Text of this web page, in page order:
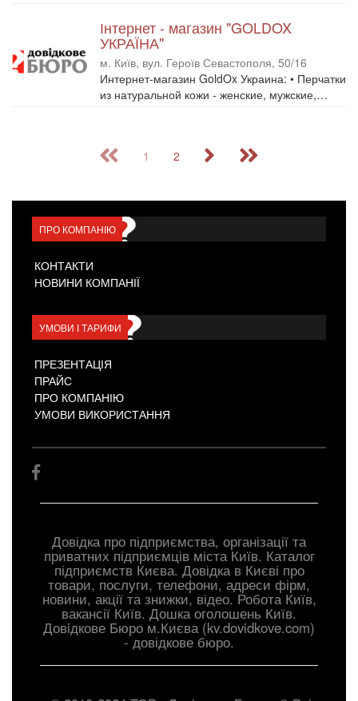
Інтернет - магазин "GOLDOX
УКРАЇНА"
м. Київ, вул. Героїв Севастополя, 50/16
Интернет-магазин GoldOx Украина: • Перчатки
из натуральной кожи - женские, мужские,…
1 2
ПРО КОМПАНІЮ
КОНТАКТИ
НОВИНИ КОМПАНІЇ
УМОВИ І ТАРИФИ
ПРЕЗЕНТАЦІЯ
ПРАЙС
ПРО КОМПАНІЮ
УМОВИ ВИКОРИСТАННЯ
Довідка про підприємства, організації та
приватних підприємців міста Київ. Каталог
підприємств Києва. Довідка в Києві про
товари, послуги, телефони, адреси фірм,
новини, акції та знижки, відео. Робота Київ,
вакансії Київ. Дошка оголошень Київ.
Довiдкове Бюро м.Києва (kv.dovidkove.com)
- довідкове бюро.